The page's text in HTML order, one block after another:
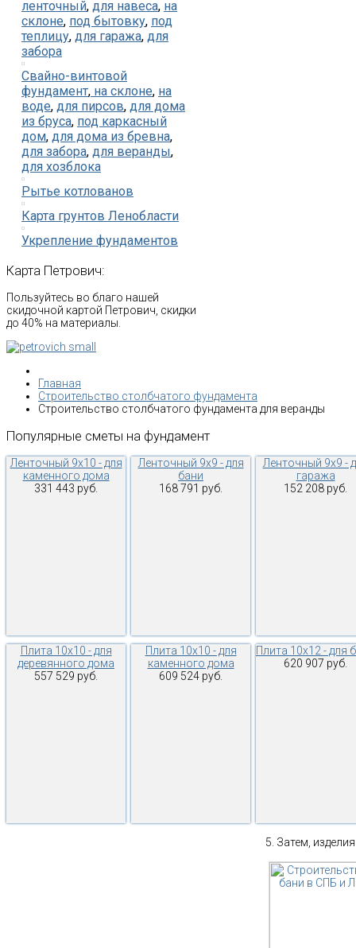
ленточный, для навеса, на
склоне, под бытовку, под
теплицу, для гаража, для
забора
Свайно-винтовой
фундамент, на склоне, на
воде, для пирсов, для дома
из бруса, под каркасный
дом, для дома из бревна,
для забора, для веранды,
для хозблока
Рытье котлованов
Карта грунтов Ленобласти
Укрепление фундаментов
Карта Петрович:
Пользуйтесь во благо нашей
скидочной картой Петрович, скидки
до 40% на материалы.
Главная
Строительство столбчатого фундамента
Строительство столбчатого фундамента для веранды
Популярные сметы на фундамент
Ленточный 9х10 - для
каменного дома
331 443 руб.
Ленточный 9х9 - для
бани
168 791 руб.
Ленточный 9х9 -
гаража
152 208 руб.
Плита 10х10 - для
деревянного дома
557 529 руб.
Плита 10х10 - для
каменного дома
609 524 руб.
Плита 10х12 - для
620 907 руб.
Затем,